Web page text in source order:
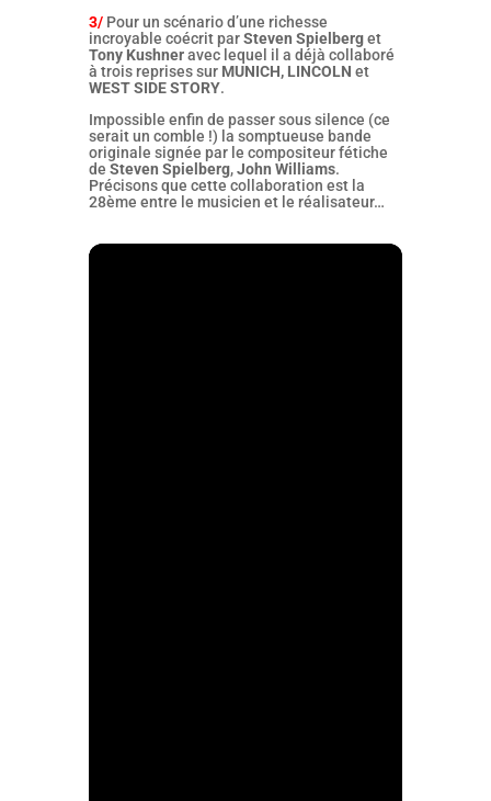
3/ Pour un scénario d’une richesse
incroyable coécrit parSteven Spielberget
Tony Kushneravec lequel il a déjà collaboré
à trois reprises sur MUNICH, LINCOLN et
WEST SIDE STORY.
Impossible enfin de passer sous silence (ce
serait un comble !) la somptueuse bande
originale signée par le compositeur fétiche
de Steven Spielberg,John Williams.
Précisons que cette collaboration est la
28ème entre le musicien et le réalisateur…